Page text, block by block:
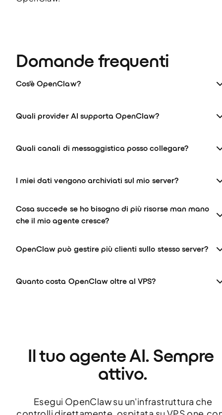
Domande frequenti
Cos'è OpenClaw?
Quali provider AI supporta OpenClaw?
Quali canali di messaggistica posso collegare?
I miei dati vengono archiviati sul mio server?
Cosa succede se ho bisogno di più risorse man mano
che il mio agente cresce?
OpenClaw può gestire più clienti sullo stesso server?
Quanto costa OpenClaw oltre al VPS?
Il tuo agente AI. Sempre
attivo.
Esegui OpenClaw su un'infrastruttura che